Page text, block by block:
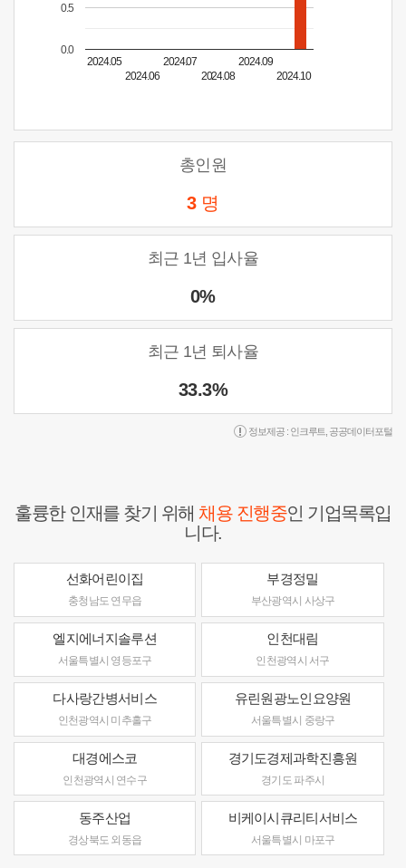
2024.05
2024.06
2024.07
2024.08
2024.09
2024.10
0.0
0.5
총인원
3 명
최근 1년 입사율
0%
최근 1년 퇴사율
33.3%
정보제공 : 인크루트 공공데이터포털
훌륭한 인재를 찾기 위해채용 진행중인 기업목록입
니다.
선화어린이집
충청남도 연무읍
부경정밀
부산광역시 사상구
엘지에너지솔루션
서울특별시 영등포구
인천대림
인천광역시 서구
다사랑간병서비스
인천광역시 미추홀구
유린원광노인요양원
서울특별시 중랑구
대경에스코
인천광역시 연수구
경기도경제과학진흥원
경기도 파주시
동주산업
경상북도 외동읍
비케이시큐리티서비스
서울특별시 마포구